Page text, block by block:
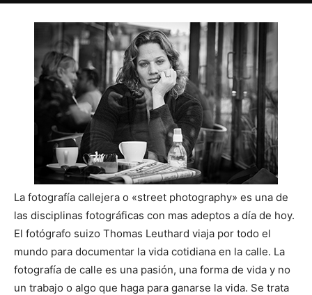
La fotografía callejera o «street photography» es una de
las disciplinas fotográficas con mas adeptos a día de hoy.
El fotógrafo suizo Thomas Leuthard viaja por todo el
mundo para documentar la vida cotidiana en la calle. La
fotografía de calle es una pasión, una forma de vida y no
un trabajo o algo que haga para ganarse la vida. Se trata